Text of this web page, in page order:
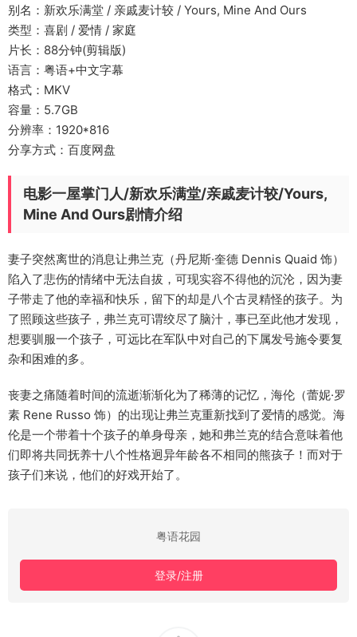
别名：新欢乐满堂 / 亲戚麦计较 / Yours, Mine And Ours
类型：喜剧 / 爱情 / 家庭
片长：88分钟(剪辑版)
语言：粤语+中文字幕
格式：MKV
容量：5.7GB
分辨率：1920*816
分享方式：百度网盘
电影一屋掌门人/新欢乐满堂/亲戚麦计较/Yours,
Mine And Ours剧情介绍
妻子突然离世的消息让弗兰克（丹尼斯·奎德 Dennis Quaid 饰）
陷入了悲伤的情绪中无法自拔，可现实容不得他的沉沦，因为妻
子带走了他的幸福和快乐，留下的却是八个古灵精怪的孩子。为
了照顾这些孩子，弗兰克可谓绞尽了脑汁，事已至此他才发现，
想要驯服一个孩子，可远比在军队中对自己的下属发号施令要复
杂和困难的多。
丧妻之痛随着时间的流逝渐渐化为了稀薄的记忆，海伦（蕾妮·罗
素 Rene Russo 饰）的出现让弗兰克重新找到了爱情的感觉。海
伦是一个带着十个孩子的单身母亲，她和弗兰克的结合意味着他
们即将共同抚养十八个性格迥异年龄各不相同的熊孩子！而对于
孩子们来说，他们的好戏开始了。
粤语花园
登录/注册